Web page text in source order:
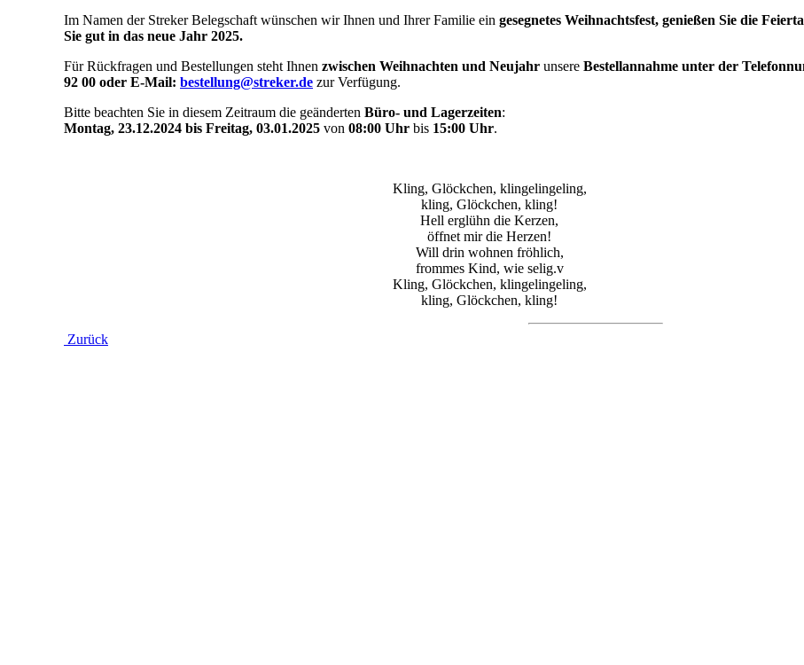
Im Namen der Streker Belegschaft wünschen wir Ihnen und Ihrer Familie ein gesegnetes Weihnachtsfest, genießen Sie die
Sie gut in das neue Jahr 2025.
Für Rückfragen und Bestellungen steht Ihnen zwischen Weihnachten und Neujahr unsere Bestellannahme unter der
92 00 oder E-Mail: bestellung@streker.de zur Verfügung.
Bitte beachten Sie in diesem Zeitraum die geänderten Büro- und Lagerzeiten:
Montag, 23.12.2024 bis Freitag, 03.01.2025 von 08:00 Uhr bis 15:00 Uhr.
Kling, Glöckchen, klingelingeling,
kling, Glöckchen, kling!
Hell erglühn die Kerzen,
öffnet mir die Herzen!
Will drin wohnen fröhlich,
frommes Kind, wie selig.v
Kling, Glöckchen, klingelingeling,
kling, Glöckchen, kling!
Zurück